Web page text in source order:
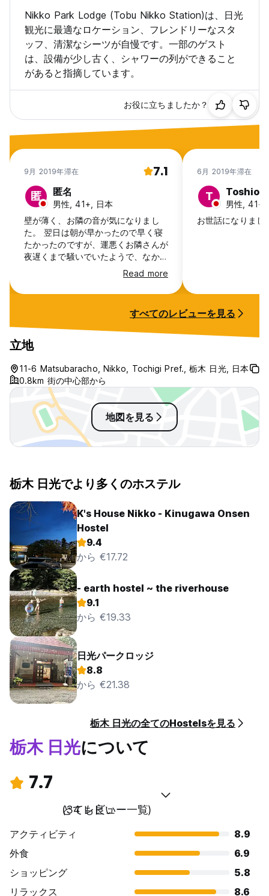
Nikko Park Lodge (Tobu Nikko Station)は、日光
観光に最適なロケーション、フレンドリーなスタ
ッフ、清潔なシーツが自慢です。一部のゲスト
は、設備が少し古く、シャワーの列ができること
があると指摘しています。
お役に立ちましたか？
9月 2019年滞在 7.1
匿 匿名
男性, 41+, 日本
壁が薄く、お隣の音が気になりまし
た。 翌日は朝が早かったので早く寝
たかったのですが、運悪くお隣さんが
夜遅くまで騒いでいたようで、なかな
目状のネットに布団を敷いたような感
じです。 ある程度体重がある方は、
すが、宿泊に快適性を求めなければ、
この金額で一泊できるのは素晴らしい
です。
Read more
6月 2019年滞在
T Toshio
男性, 41+,
お世話になりまし
すべてのレビューを見る
立地
11-6 Matsubaracho, Nikko, Tochigi Pref., 栃木 日光, 日本
0.8km 街の中心部から
地図を見る
栃木 日光でより多くのホステル
K's House Nikko - Kinugawa Onsen
Hostel
9.4
から €17.72
- earth hostel ~ the riverhouse
9.1
から €19.33
日光パークロッジ
8.8
から €21.38
栃木 日光の全てのHostelsを見る
栃木 日光について
7.7
とても良い
(34 レビュー一覧)
アクティビティ
8.9
外食
6.9
ショッピング
5.8
リラックス
8.6